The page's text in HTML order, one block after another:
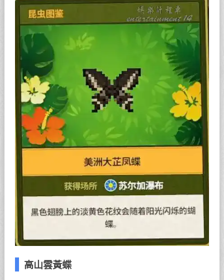
高山雲黃蝶